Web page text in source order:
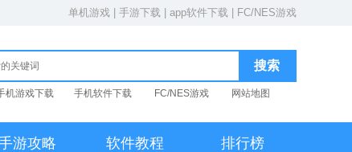
单机游戏 手游下载 app软件下载 FC/NES游戏
机游戏下载 手机软件下载 FC/NES游戏 网站地图
游攻略 软件教程 排行榜